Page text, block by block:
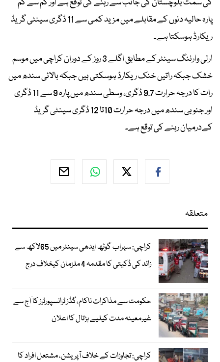
کی سمت بلوچستان کی جانب سے رہنے کی توقع ہے اور کم سے کم
پارہ حالیہ دنوں کے مقابلے میں مزید کمی سے 11 ڈگری سینٹی گریڈ
ریکارڈ ہوسکتا ہے۔
ارلی وارننگ سینٹر کے مطابق اگلے 3 روز کے دوران کراچی میں موسم
خشک جبکہ راتیں خنک ریکارڈ ہوسکتی ہیں جبکہ بالائی سندھ میں
رات کا درجہ حرارت 9.7 ڈگری، وسطی سندھ میں پارہ 9 سے 11 ڈگری
اور جنوبی سندھ میں درجہ حرارت 10تا 12 ڈگری سینٹی گریڈ
کےدرمیان رہنے کی توقع ہے۔
متعلقہ
کراچی: سہراب گوٹھ ایدھی سینٹر میں 65لاکھ سے
زائد کی ڈکیتی کا مقدمہ 4 ملزمان کیخلاف درج
حکومت سے مذاکرات ناکام،گڈز ٹرانسپورٹرز کا آج سے
غیرمعینہ مدت کیلیے ہڑتال کا اعلان
کراچی: تجاوزات کے خلاف آپریشن، مشتعل افراد کا